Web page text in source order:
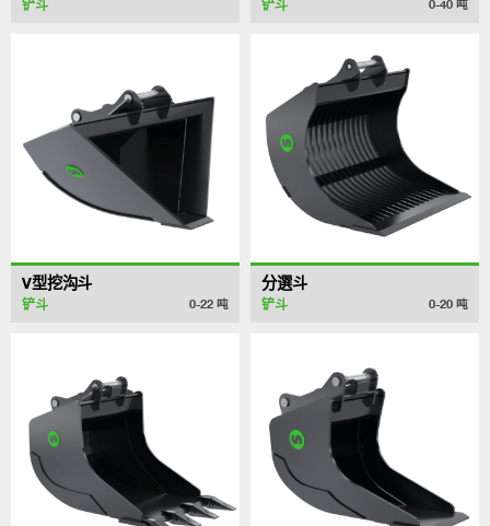
铲斗 铲斗 0-40 吨
V型挖沟斗
铲斗 0-22 吨
分選斗
铲斗 0-20 吨